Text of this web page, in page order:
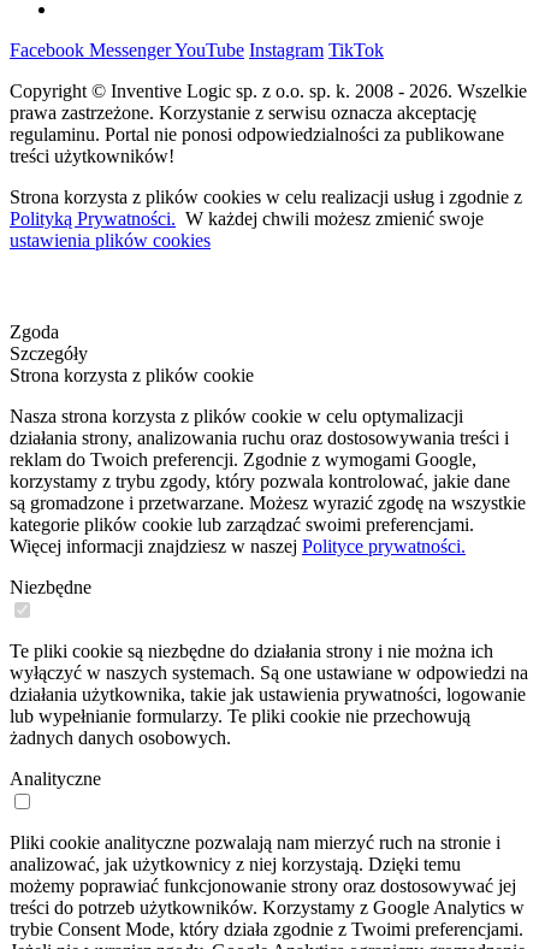
Facebook MessengerYouTube Instagram TikTok
Copyright © Inventive Logic sp. z o.o. sp. k. 2008 - 2026. Wszelkie
prawa zastrzeżone. Korzystanie z serwisu oznacza akceptację
regulaminu. Portal nie ponosi odpowiedzialności za publikowane
treści użytkowników!
Strona korzysta z plików cookies w celu realizacji usług i zgodnie z
Polityką Prywatności. W każdej chwili możesz zmienić swoje
ustawienia plików cookies
Zgoda
Szczegóły
Strona korzysta z plików cookie
Nasza strona korzysta z plików cookie w celu optymalizacji
działania strony, analizowania ruchu oraz dostosowywania treści i
reklam do Twoich preferencji. Zgodnie z wymogami Google,
korzystamy z trybu zgody, który pozwala kontrolować, jakie dane
są gromadzone i przetwarzane. Możesz wyrazić zgodę na wszystkie
kategorie plików cookie lub zarządzać swoimi preferencjami.
Więcej informacji znajdziesz w naszej Polityce prywatności.
Niezbędne
Te pliki cookie są niezbędne do działania strony i nie można ich
wyłączyć w naszych systemach. Są one ustawiane w odpowiedzi na
działania użytkownika, takie jak ustawienia prywatności, logowanie
lub wypełnianie formularzy. Te pliki cookie nie przechowują
żadnych danych osobowych.
Analityczne
Pliki cookie analityczne pozwalają nam mierzyć ruch na stronie i
analizować, jak użytkownicy z niej korzystają. Dzięki temu
możemy poprawiać funkcjonowanie strony oraz dostosowywać jej
treści do potrzeb użytkowników. Korzystamy z Google Analytics w
trybie Consent Mode, który działa zgodnie z Twoimi preferencjami.